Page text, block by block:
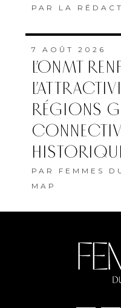
PAR LA
7 AOÛT 2026
L’ONMT
RÉGIONS
PAR FEMMES
MAP